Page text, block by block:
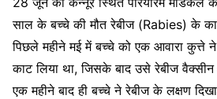
साल के बच्चे की मौत रेबीज (Rabies) के
पिछले महीने मई में बच्चे को एक आवारा कुत्ते
काट लिया था, जिसके बाद उसे रेबीज वैक्सीन
एक महीने बाद ही बच्चे ने रेबीज के लक्षण